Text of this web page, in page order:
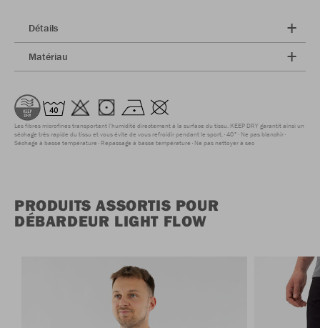
Détails
Matériau
Les fibres microfines transportent l'humidité directement à la surface du tissu. KEEP DRY garantit ainsi un
séchage très rapide du tissu et vous évite de vous refroidir pendant le sport. 40° Ne pas blanchir
Séchage à basse température Repassage à basse température Ne pas nettoyer à sec
PRODUITS ASSORTIS POUR
DÉBARDEUR LIGHT FLOW